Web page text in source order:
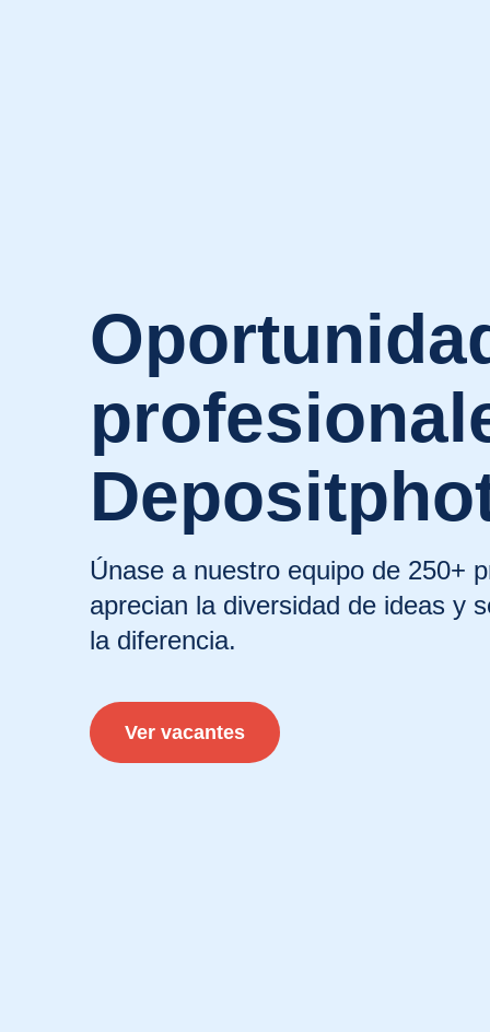
Únase a nuestro equipo de 250+
aprecian la diversidad de ideas y
la diferencia.
Ver vacantes